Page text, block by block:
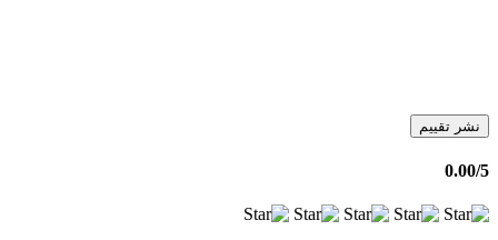
نشر تقييم
0.00/5